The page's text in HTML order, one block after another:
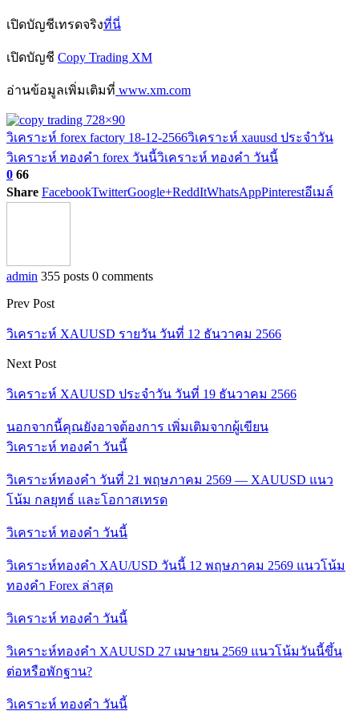
เปิดบัญชีเทรดจริงที่นี่
เปิดบัญชี Copy Trading XM
อ่านข้อมูลเพิ่มเติมที่ www.xm.com
วิเคราะห์ forex factory 18-12-2566วิเคราะห์ xauusd ประจำวัน
วิเคราะห์ ทองคำ forex วันนี้วิเคราะห์ ทองคำ วันนี้
0 66
Share FacebookTwitterGoogle+ReddItWhatsAppPinterestอีเมล์
admin 355 posts 0 comments
Prev Post
วิเคราะห์ XAUUSD รายวัน วันที่ 12 ธันวาคม 2566
Next Post
วิเคราะห์ XAUUSD ประจำวัน วันที่ 19 ธันวาคม 2566
นอกจากนี้คุณยังอาจต้องการ เพิ่มเติมจากผู้เขียน
วิเคราะห์ ทองคำ วันนี้
วิเคราะห์ทองคำ วันที่ 21 พฤษภาคม 2569 — XAUUSD แนว
โน้ม กลยุทธ์ และโอกาสเทรด
วิเคราะห์ ทองคำ วันนี้
วิเคราะห์ทองคำ XAU/USD วันนี้ 12 พฤษภาคม 2569 แนวโน้ม
ทองคำ Forex ล่าสุด
วิเคราะห์ ทองคำ วันนี้
วิเคราะห์ทองคำ XAUUSD 27 เมษายน 2569 แนวโน้มวันนี้ขึ้น
ต่อหรือพักฐาน?
วิเคราะห์ ทองคำ วันนี้